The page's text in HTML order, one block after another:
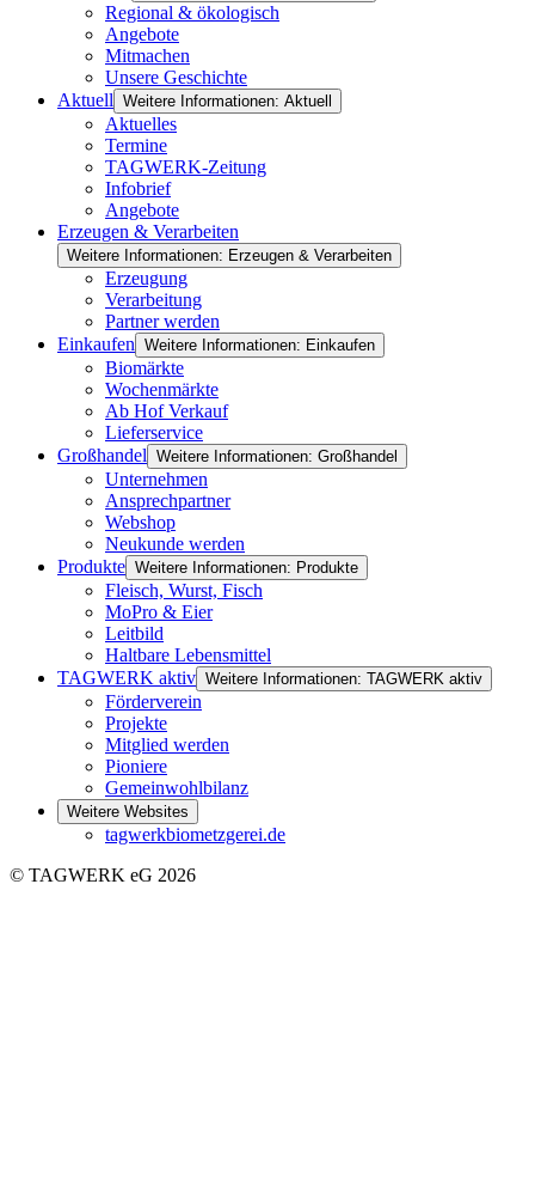
Regional & ökologisch
Angebote
Mitmachen
Unsere Geschichte
Aktuell Weitere Informationen: Aktuell
Aktuelles
Termine
TAGWERK-Zeitung
Infobrief
Angebote
Erzeugen & Verarbeiten
Weitere Informationen: Erzeugen & Verarbeiten
Erzeugung
Verarbeitung
Partner werden
Einkaufen Weitere Informationen: Einkaufen
Biomärkte
Wochenmärkte
Ab Hof Verkauf
Lieferservice
Großhandel Weitere Informationen: Großhandel
Unternehmen
Ansprechpartner
Webshop
Neukunde werden
Produkte Weitere Informationen: Produkte
Fleisch, Wurst, Fisch
MoPro & Eier
Leitbild
Haltbare Lebensmittel
TAGWERK aktiv Weitere Informationen: TAGWERK aktiv
Förderverein
Projekte
Mitglied werden
Pioniere
Gemeinwohlbilanz
Weitere Websites
tagwerkbiometzgerei.de
© TAGWERK eG 2026